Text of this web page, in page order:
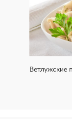
Ветлужские